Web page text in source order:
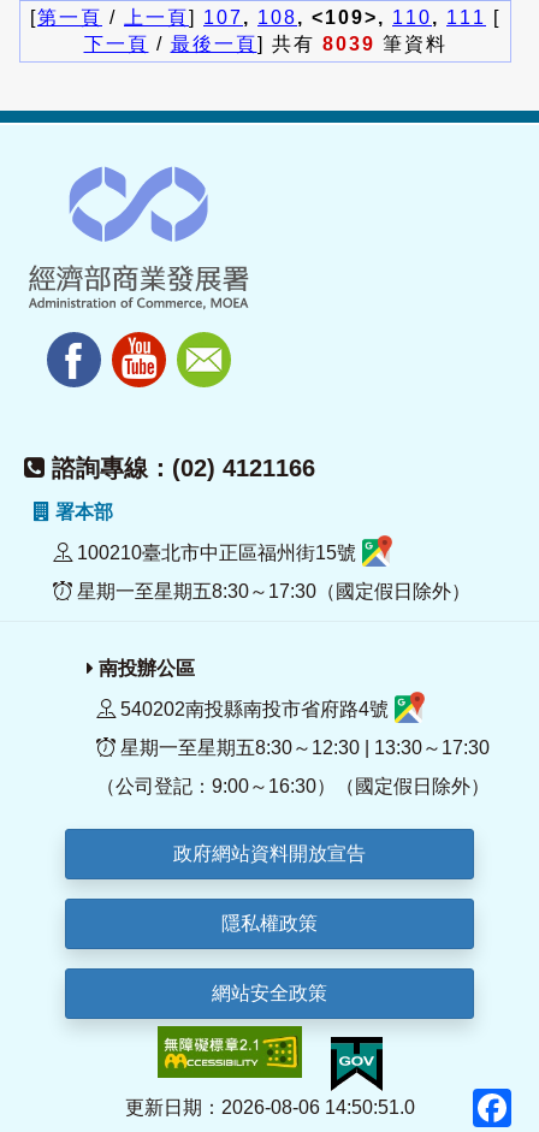
[第一頁 / 上一頁] 107, 108, <109>, 110, 111
[
下一頁 / 最後一頁] 共有 8039 筆資料
諮詢專線：(02) 4121166
署本部
100210臺北市中正區福州街15號
星期一至星期五8:30～17:30（國定假日除外）
南投辦公區
540202南投縣南投市省府路4號
星期一至星期五8:30～12:30 | 13:30～17:30
（公司登記：9:00～16:30）（國定假日除外）
政府網站資料開放宣告
隱私權政策
網站安全政策
更新日期：2026-08-06 14:50:51.0